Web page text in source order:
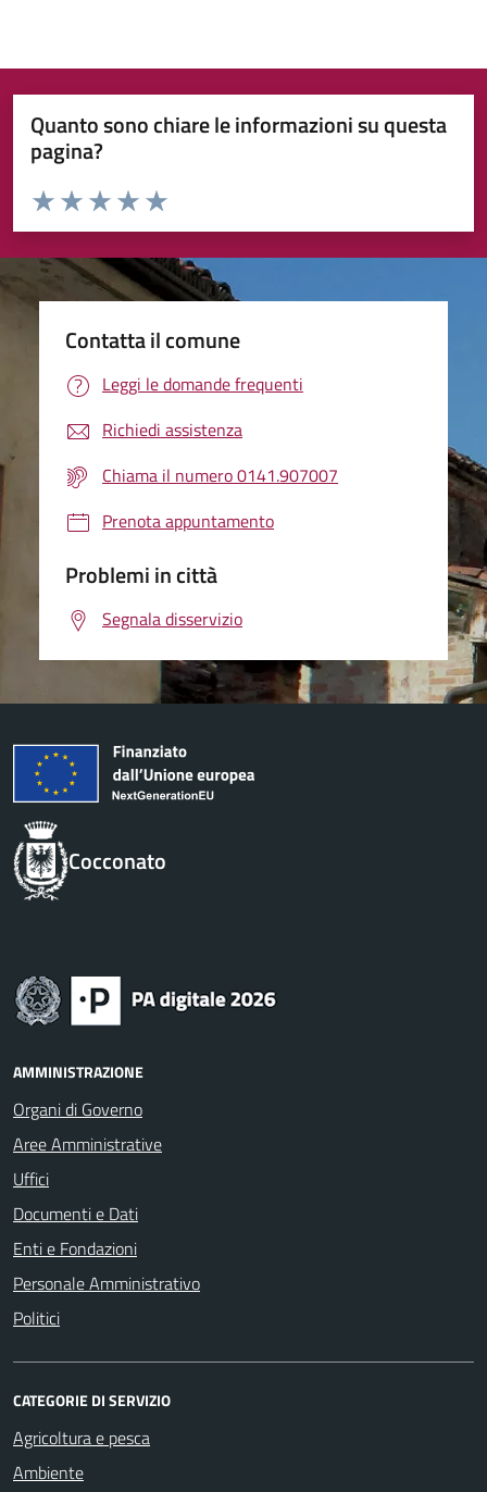
Quanto sono chiare le informazioni su questa
pagina?
Valuta da 1 a 5 stelle la pagina
Valuta 5 stelle su 5
Valuta 4 stelle su 5
Valuta 3 stelle su 5
Valuta 2 stelle su 5
Valuta 1 stelle su 5
Contatta il comune
Leggi le domande frequenti
Richiedi assistenza
Chiama il numero 0141.907007
Prenota appuntamento
Problemi in città
Segnala disservizio
Cocconato
AMMINISTRAZIONE
Organi di Governo
Aree Amministrative
Uffici
Documenti e Dati
Enti e Fondazioni
Personale Amministrativo
Politici
CATEGORIE DI SERVIZIO
Agricoltura e pesca
Ambiente